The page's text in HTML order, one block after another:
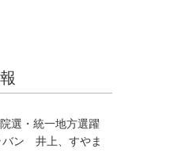
選・統一地方選躍
ン 井上、すやま